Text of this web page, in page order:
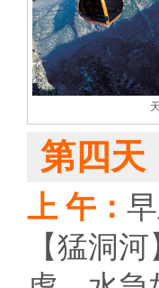
第四天
上 午：
【猛洞